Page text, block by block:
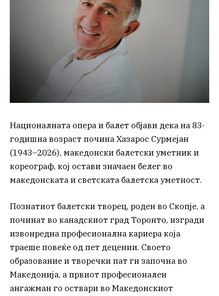
Националната опера и балет објави дека на 83-
годишна возраст почина Хазарос Сурмејан
(1943–2026), македонски балетски уметник и
кореограф, кој остави значаен белег во
македонската и светската балетска уметност.
Познатиот балетски творец, роден во Скопје, а
починат во канадскиот град Торонто, изгради
извонредна професионална кариера која
траеше повеќе од пет децении. Своето
образование и творечки пат ги започна во
Македонија, а првиот професионален
ангажман го оствари во Македонскиот